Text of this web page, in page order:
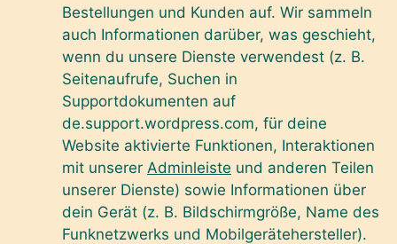
Bestellungen und Kunden auf. Wir sammeln
auch Informationen darüber, was geschieht,
wenn du unsere Dienste verwendest (z. B.
Seitenaufrufe, Suchen in
Supportdokumenten auf
de.support.wordpress.com, für deine
Website aktivierte Funktionen, Interaktionen
mit unserer Adminleiste und anderen Teilen
unserer Dienste) sowie Informationen über
dein Gerät (z. B. Bildschirmgröße, Name des
Funknetzwerks und Mobilgerätehersteller).